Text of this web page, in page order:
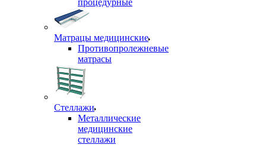
процедурные
Матрацы медицинские
Противопролежневые
матрасы
Стеллажи
Металлические
медицинские
стеллажи